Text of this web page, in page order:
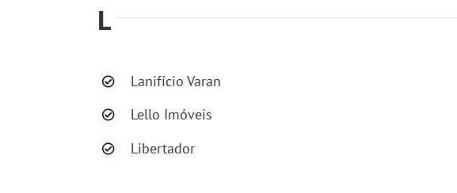
L
Lanifício Varan
Lello Imóveis
Libertador